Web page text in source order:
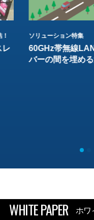
レ
ソリューション特集
60GHz帯無線
バーの間を埋め
WHITE PAPER ホワ